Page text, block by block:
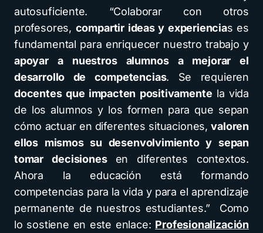
autosuficiente. “Colaborar con otros
profesores, compartir ideas y experiencias es
fundamental para enriquecer nuestro trabajo y
apoyar a nuestros alumnos a mejorar el
desarrollo de competencias. Se requieren
docentes que impacten positivamente la vida
de los alumnos y los formen para que sepan
cómo actuar en diferentes situaciones,valoren
ellos mismos su desenvolvimiento y sepan
tomar decisiones en diferentes contextos.
Ahora la educación está formando
competencias para la vida y para el aprendizaje
permanente de nuestros estudiantes.” Como
lo sostiene en este enlace: Profesionalización